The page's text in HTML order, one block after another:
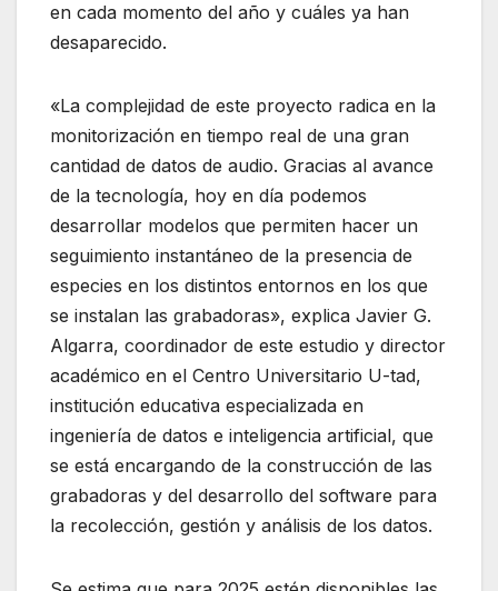
en cada momento del año y cuáles ya han
desaparecido.
«La complejidad de este proyecto radica en la
monitorización en tiempo real de una gran
cantidad de datos de audio. Gracias al avance
de la tecnología, hoy en día podemos
desarrollar modelos que permiten hacer un
seguimiento instantáneo de la presencia de
especies en los distintos entornos en los que
se instalan las grabadoras», explica Javier G.
Algarra, coordinador de este estudio y director
académico en el Centro Universitario U-tad,
institución educativa especializada en
ingeniería de datos e inteligencia artificial, que
se está encargando de la construcción de las
grabadoras y del desarrollo del software para
la recolección, gestión y análisis de los datos.